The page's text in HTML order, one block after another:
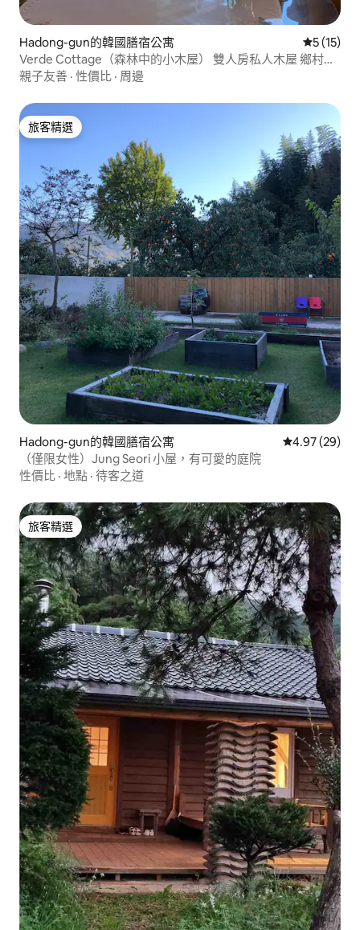
Hadong-gun的韓國膳宿公寓 從 15 則
5 (15)
Verde Cottage（森林中的小木屋） 雙人房私人木屋 鄉村小
屋花園 限制烹飪（可使用微波爐）
親子友善 · 性價比 · 周邊
旅客精選
旅客精選
Hadong-gun的韓國膳宿公寓 從 29 則評價
4.97 (29)
（僅限女性）Jung Seori 小屋，有可愛的庭院
性價比 · 地點 · 待客之道
旅客精選
旅客精選